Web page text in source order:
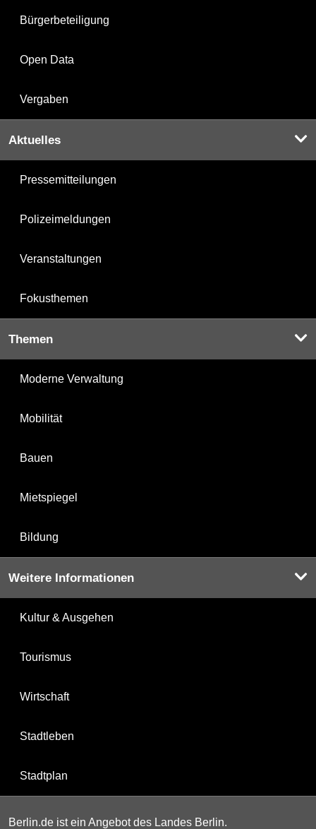
Bürgerbeteiligung
Open Data
Vergaben
Aktuelles
Pressemitteilungen
Polizeimeldungen
Veranstaltungen
Fokusthemen
Themen
Moderne Verwaltung
Mobilität
Bauen
Mietspiegel
Bildung
Weitere Informationen
Kultur & Ausgehen
Tourismus
Wirtschaft
Stadtleben
Stadtplan
Berlin.de ist ein Angebot des Landes Berlin.